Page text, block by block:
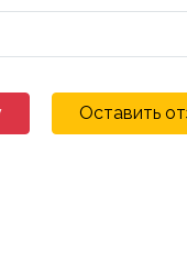
Оставить